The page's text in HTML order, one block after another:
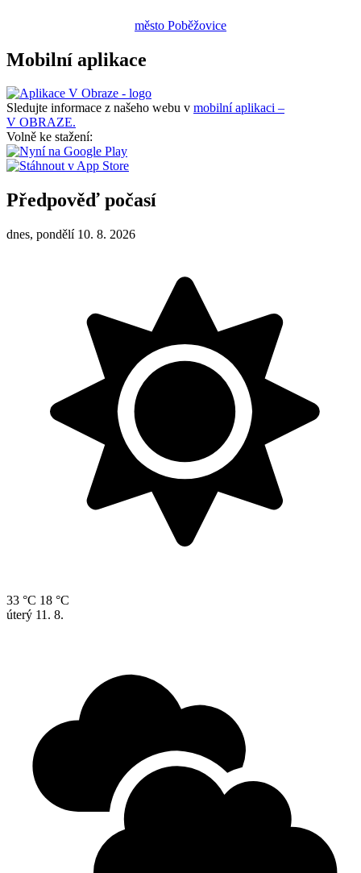
město Poběžovice
Mobilní aplikace
Sledujte informace z našeho webu v mobilní aplikaci –
V OBRAZE.
Volně ke stažení:
Předpověď počasí
dnes, pondělí 10. 8. 2026
33 °C 18 °C
úterý 11. 8.